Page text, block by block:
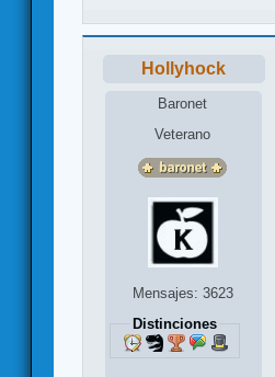
Hollyhock
Baronet
Veterano
Mensajes: 3623
Distinciones